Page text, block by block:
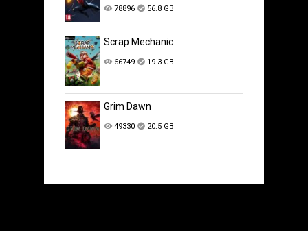
78896 56.8 GB
Scrap Mechanic
66749 19.3 GB
Grim Dawn
49330 20.5 GB